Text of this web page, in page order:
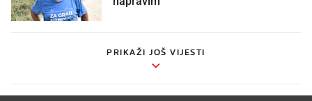
PRIKAŽI JOŠ VIJESTI